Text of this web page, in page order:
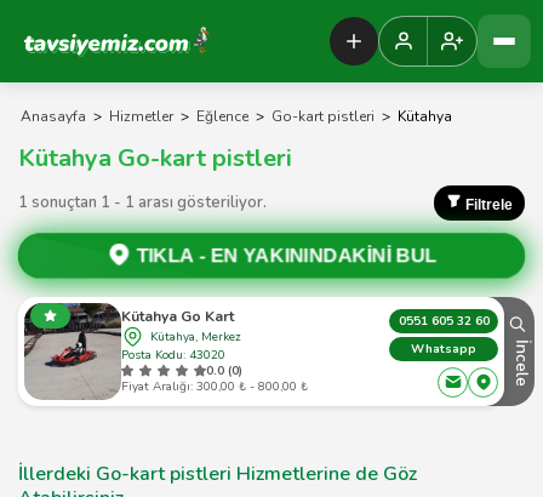
Tavsiyemiz Anasayfa
Anasayfa > Hizmetler > Eğlence > Go-kart pistleri > Kütahya
Kütahya Go-kart pistleri
1 sonuçtan 1 - 1 arası gösteriliyor. Filtrele
TIKLA - EN YAKININDAKİNİ BUL
Kütahya Go Kart
Kütahya, Merkez
Posta Kodu: 43020
0.0 (0)
Fiyat Aralığı: 300,00 ₺ - 800,00 ₺
0551 605 32 60
Whatsapp
İncele
İllerdeki Go-kart pistleri Hizmetlerine de Göz